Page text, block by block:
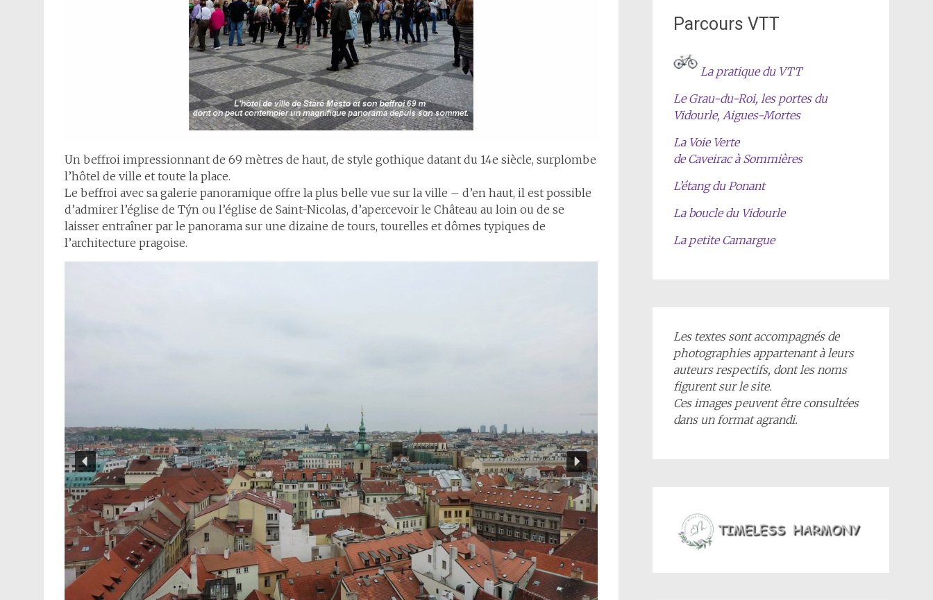
Un beffroi impressionnant de 69 mètres de haut, de style gothique datant du 14e siècle, surplombe
l’hôtel de ville et toute la place.
Le beffroi avec sa galerie panoramique offre la plus belle vue sur la ville – d’en haut, il est possible
d’admirer l’église de Týn ou l’église de Saint-Nicolas, d’apercevoir le Château au loin ou de se
laisser entraîner par le panorama sur une dizaine de tours, tourelles et dômes typiques de
l’architecture pragoise.
Parcours VTT
La pratique du VTT
Le Grau-du-Roi, les portes du
Vidourle, Aigues-Mortes
La Voie Verte
de Caveirac à Sommières
L’étang du Ponant
La boucle du Vidourle
La petite Camargue
Les textes sont accompagnés de
photographies appartenant à leurs
auteurs respectifs, dont les noms
figurent sur le site.
Ces images peuvent être consultées
dans un format agrandi.